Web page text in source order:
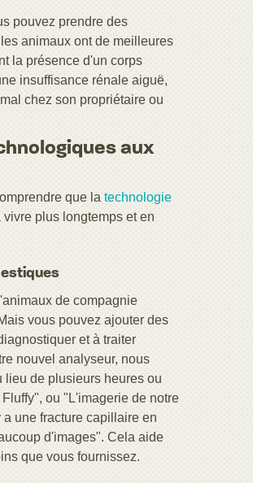
pouvez prendre des
animaux ont de meilleures
la présence d'un corps
insuffisance rénale aiguë,
chez son propriétaire ou
aux
que la technologie
plus longtemps et en
de compagnie
vous pouvez ajouter des
et à traiter
nouvel analyseur, nous
lieu de plusieurs heures ou
ou "L'imagerie de notre
une fracture capillaire en
d'images". Cela aide
que vous fournissez.